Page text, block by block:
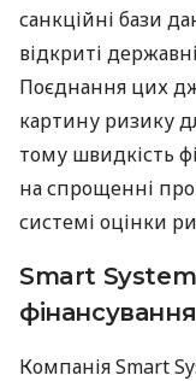
санкційні бази
відкриті
Поєднання цих
картину ризику
тому швидкість
на спрощенні
системі оцінки
Smart
фінансування
Компанія Smart